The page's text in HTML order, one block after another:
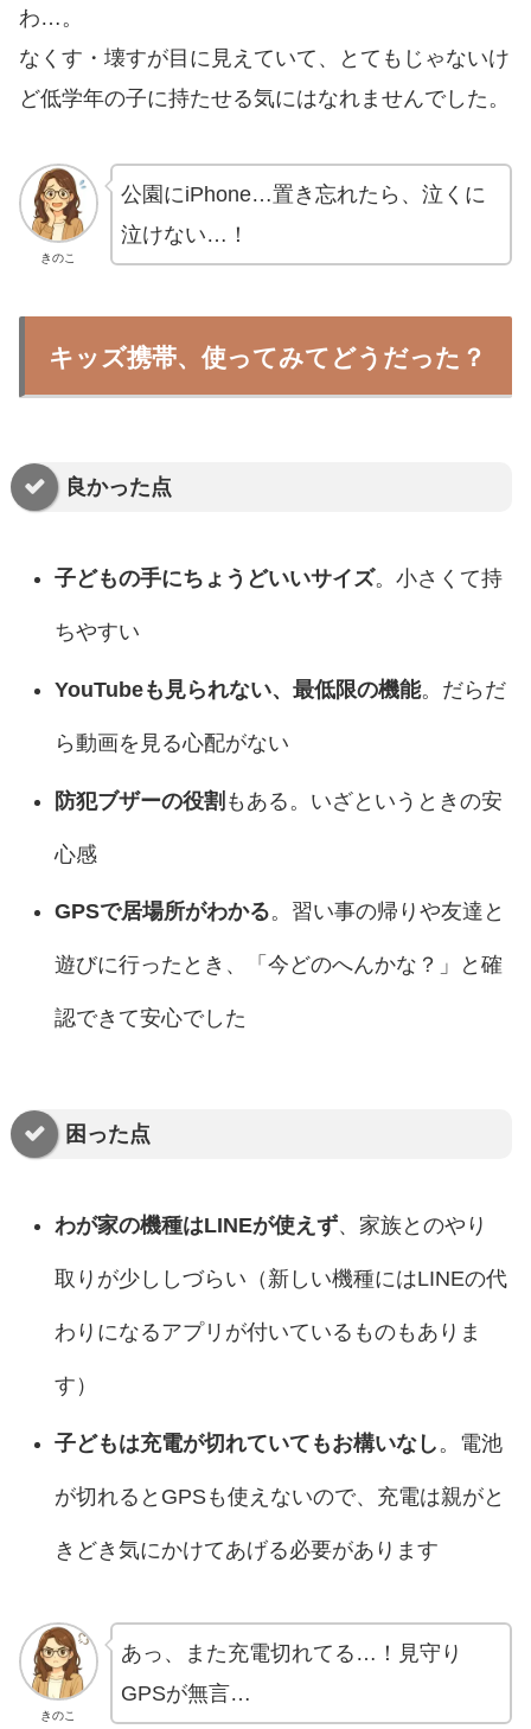
わ…。
なくす・壊すが目に見えていて、とてもじゃないけ
ど低学年の子に持たせる気にはなれませんでした。
きのこ
公園にiPhone…置き忘れたら、泣くに
泣けない…！
キッズ携帯、使ってみてどうだった？
良かった点
子どもの手にちょうどいいサイズ。小さくて持
ちやすい
YouTubeも見られない、最低限の機能。だらだ
ら動画を見る心配がない
防犯ブザーの役割 もある。いざというときの安
心感
GPSで居場所がわかる。習い事の帰りや友達と
遊びに行ったとき、「今どのへんかな？」と確
認できて安心でした
困った点
わが家の機種はLINEが使えず、家族とのやり
取りが少ししづらい（新しい機種にはLINEの代
わりになるアプリが付いているものもありま
す）
子どもは充電が切れていてもお構いなし 。電池
が切れるとGPSも使えないので、充電は親がと
きどき気にかけてあげる必要があります
きのこ
あっ、また充電切れてる…！見守り
GPSが無言…